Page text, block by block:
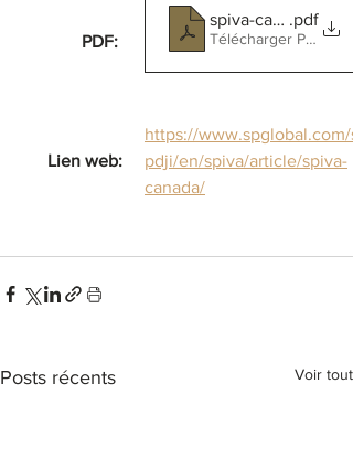
PDF:
spiva-canada-
.pdf
Télécharger PDF •
Lien web:
https://www.spglobal.com/s
pdji/en/spiva/article/spiva-
canada/
Posts récents Voir tout